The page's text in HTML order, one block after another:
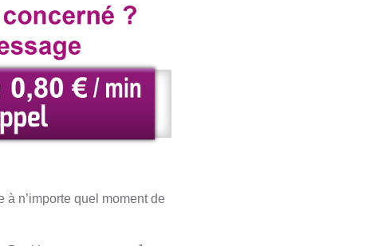
n’importe quel moment de